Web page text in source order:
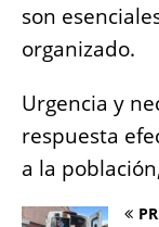
son
organizado.
Urgencia y
respuesta
a la